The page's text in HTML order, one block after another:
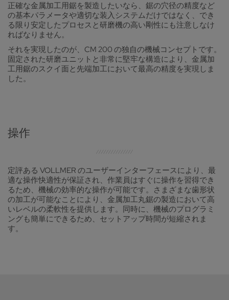
正確な金属加工用鋸を製造したいなら、鋸の穴径の精度など
の基本パラメータや適切な装入システムだけではなく、でき
る限り安定したプロセスと研磨機の高い剛性にも注意しなけ
ればなりません。
それを実現したのが、CM 200 の独自の機械コンセプトです。
固定された研磨ユニットと非常に堅牢な構造により、金属加
工用鋸のスクイ面と先端加工において最高の精度を実現しま
した。
操作
定評ある VOLLMER のユーザーインターフェースにより、最
適な操作快適性が保証され、作業員はすぐに操作を習得でき
るため、機械の効率的な操作が可能です。さまざまな歯形状
の加工が可能なことにより、金属加工丸鋸の製造において高
いレベルの柔軟性を提供します。同時に、機械のプログラミ
ングも簡単にできるため、セットアップ時間が短縮されま
す。